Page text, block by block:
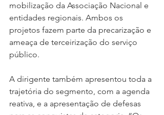
mobilização da Associação Nacional e
entidades regionais. Ambos os
projetos fazem parte da precarização e
ameaça de terceirização do serviço
público.
A dirigente também apresentou toda a
trajetória do segmento, com a agenda
reativa, e a apresentação de defesas